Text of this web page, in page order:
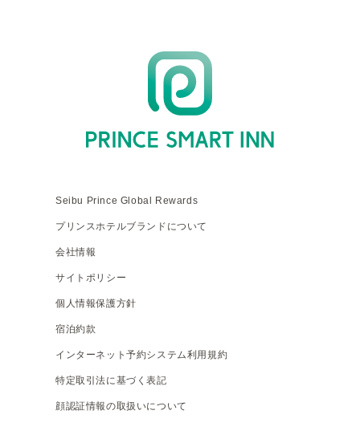
Seibu Prince Global Rewards
プリンスホテルブランドについて
会社情報
サイトポリシー
個人情報保護方針
宿泊約款
インターネット予約システム利用規約
特定取引法に基づく表記
顔認証情報の取扱いについて